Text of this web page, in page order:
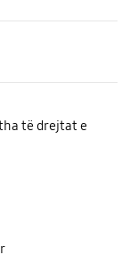
të drejtat e